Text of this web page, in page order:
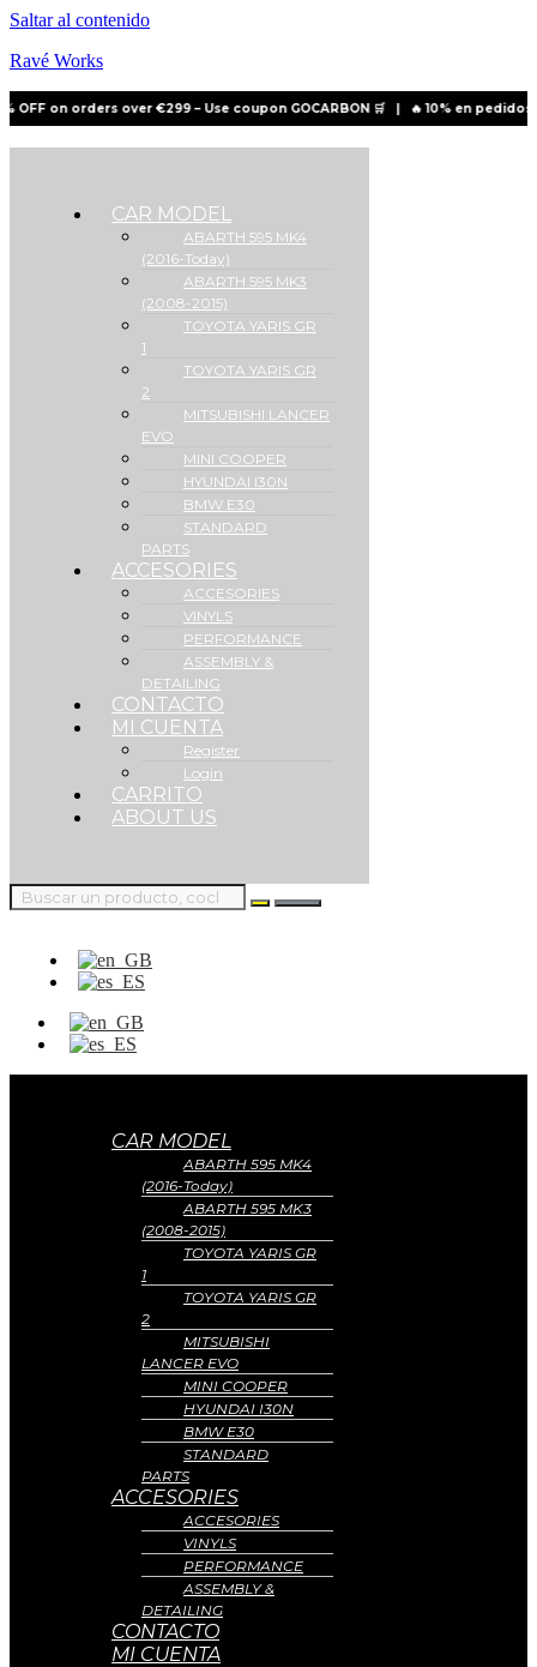
Saltar al contenido
Ravé Works
OFF on orders over €299 – Use couponGOCARBON🛒 | 🔥 10% en pedidos
CAR MODEL
ABARTH 595 MK4
(2016-Today)
ABARTH 595 MK3
(2008-2015)
TOYOTA YARIS GR
1
TOYOTA YARIS GR
2
MITSUBISHI LANCER
EVO
MINI COOPER
HYUNDAI I30N
BMW E30
STANDARD
PARTS
ACCESORIES
ACCESORIES
VINYLS
PERFORMANCE
ASSEMBLY &
DETAILING
CONTACTO
MI CUENTA
Register
Login
CARRITO
ABOUT US
CAR MODEL
ABARTH 595 MK4
(2016-Today)
ABARTH 595 MK3
(2008-2015)
TOYOTA YARIS GR
1
TOYOTA YARIS GR
2
MITSUBISHI
LANCER EVO
MINI COOPER
HYUNDAI I30N
BMW E30
STANDARD
PARTS
ACCESORIES
ACCESORIES
VINYLS
PERFORMANCE
ASSEMBLY &
DETAILING
CONTACTO
MI CUENTA